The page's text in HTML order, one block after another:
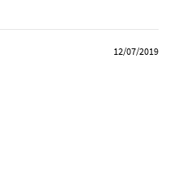
12/07/2019